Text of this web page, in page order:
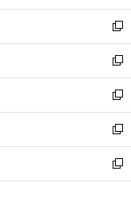
開
く
ウ
で
開
く
ン
ド
ウ
で
開
く
ウ
ィ
ン
ド
ウ
で
開
く
新
し
い
ウ
ィ
ン
ド
ウ
で
開
新
し
い
ウ
ィ
ン
ド
ウ
新
し
い
ウ
ィ
ン
新
し
い
ウ
新
し